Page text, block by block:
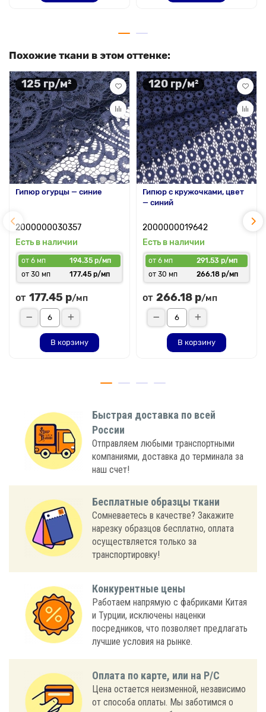
Похожие ткани в этом оттенке:
125 гр/м²
Гипюр огурцы — синие
2000000030357
Есть в наличии
от 6 мп
194.35 р/мп
от 30 мп
177.45 р/мп
от 177.45 р/мп
В корзину
120 гр/м²
Гипюр с кружочками, цвет
— синий
2000000019642
Есть в наличии
от 6 мп
291.53 р/мп
от 30 мп
266.18 р/мп
от 266.18 р/мп
В корзину
Быстрая доставка по всей
России
Отправляем любыми транспортными
компаниями, доставка до терминала за
наш счет!
Бесплатные образцы ткани
Сомневаетесь в качестве? Закажите
нарезку образцов бесплатно, оплата
осуществляется только за
транспортировку!
Конкурентные цены
Работаем напрямую с фабриками Китая
и Турции, исключены наценки
посредников, что позволяет предлагать
лучшие условия на рынке.
Оплата по карте, или на Р/С
Цена остается неизменной, независимо
от способа оплаты. Мы заботимся о